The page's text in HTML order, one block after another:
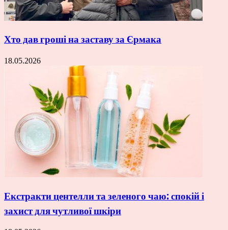
Хто дав гроші на заставу за Єрмака
18.05.2026
Екстракти центелли та зеленого чаю: спокій і
захист для чутливої шкіри